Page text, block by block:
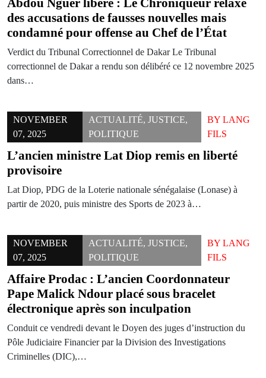
Abdou Nguer libéré : Le Chroniqueur relaxé
des accusations de fausses nouvelles mais
condamné pour offense au Chef de l’État
Verdict du Tribunal Correctionnel de Dakar Le Tribunal
correctionnel de Dakar a rendu son délibéré ce 12 novembre 2025
dans…
NOVEMBER
07, 2025
ACTUALITÉ,JUSTICE,
POLITIQUE
BYLANG
FILS
L’ancien ministre Lat Diop remis en liberté
provisoire
Lat Diop, PDG de la Loterie nationale sénégalaise (Lonase) à
partir de 2020, puis ministre des Sports de 2023 à…
NOVEMBER
07, 2025
ACTUALITÉ,JUSTICE,
POLITIQUE
BYLANG
FILS
Affaire Prodac : L’ancien Coordonnateur
Pape Malick Ndour placé sous bracelet
électronique après son inculpation
Conduit ce vendredi devant le Doyen des juges d’instruction du
Pôle Judiciaire Financier par la Division des Investigations
Criminelles (DIC),…